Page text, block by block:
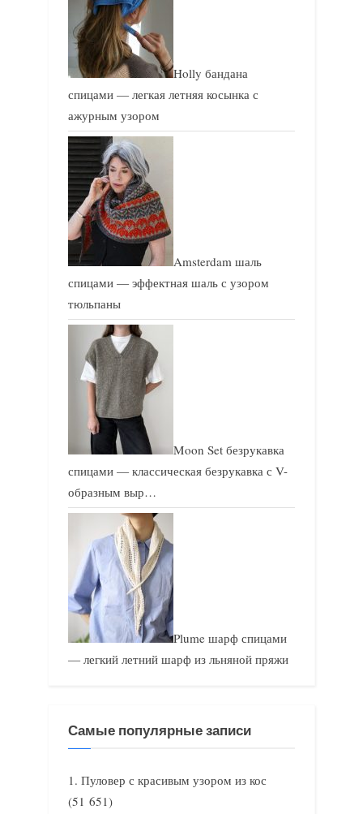
Holly бандана
спицами — легкая летняя косынка с
ажурным узором
Amsterdam шаль
спицами — эффектная шаль с узором
тюльпаны
Moon Set безрукавка
спицами — классическая безрукавка с V-
образным выр…
Plume шарф спицами
— легкий летний шарф из льняной пряжи
Самые популярные записи
Пуловер с красивым узором из кос
(51 651)